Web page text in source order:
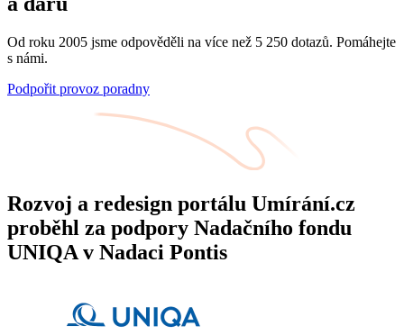
Od roku 2005 jsme odpověděli na více než 5 250 dotazů. Pomáhejte
s námi.
Podpořit provoz poradny
Rozvoj a redesign portálu Umírání.cz
proběhl za podpory Nadačního fondu
UNIQA v Nadaci Pontis